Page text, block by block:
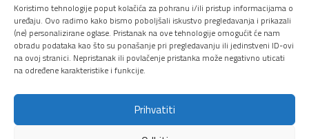
Koristimo tehnologije poput kolačića za pohranu i/ili pristup informacijama o
uređaju. Ovo radimo kako bismo poboljšali iskustvo pregledavanja i prikazali
(ne) personalizirane oglase. Pristanak na ove tehnologije omogućit će nam
obradu podataka kao što su ponašanje pri pregledavanju ili jedinstveni ID-ovi
na ovoj stranici. Nepristanak ili povlačenje pristanka može negativno uticati
na određene karakteristike i funkcije.
Prihvatiti
Li.O.N.S. Smoking Cessation Method